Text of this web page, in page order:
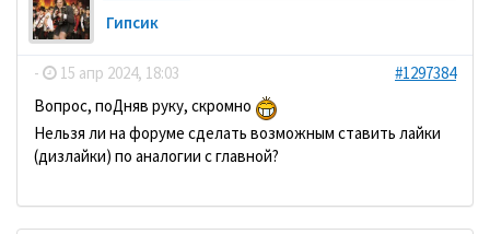
Гипсик
- 15 апр 2024, 18:03
#1297384
Вопрос, поДняв руку, скромно
Нельзя ли на форуме сделать возможным ставить лайки
(дизлайки) по аналогии с главной?